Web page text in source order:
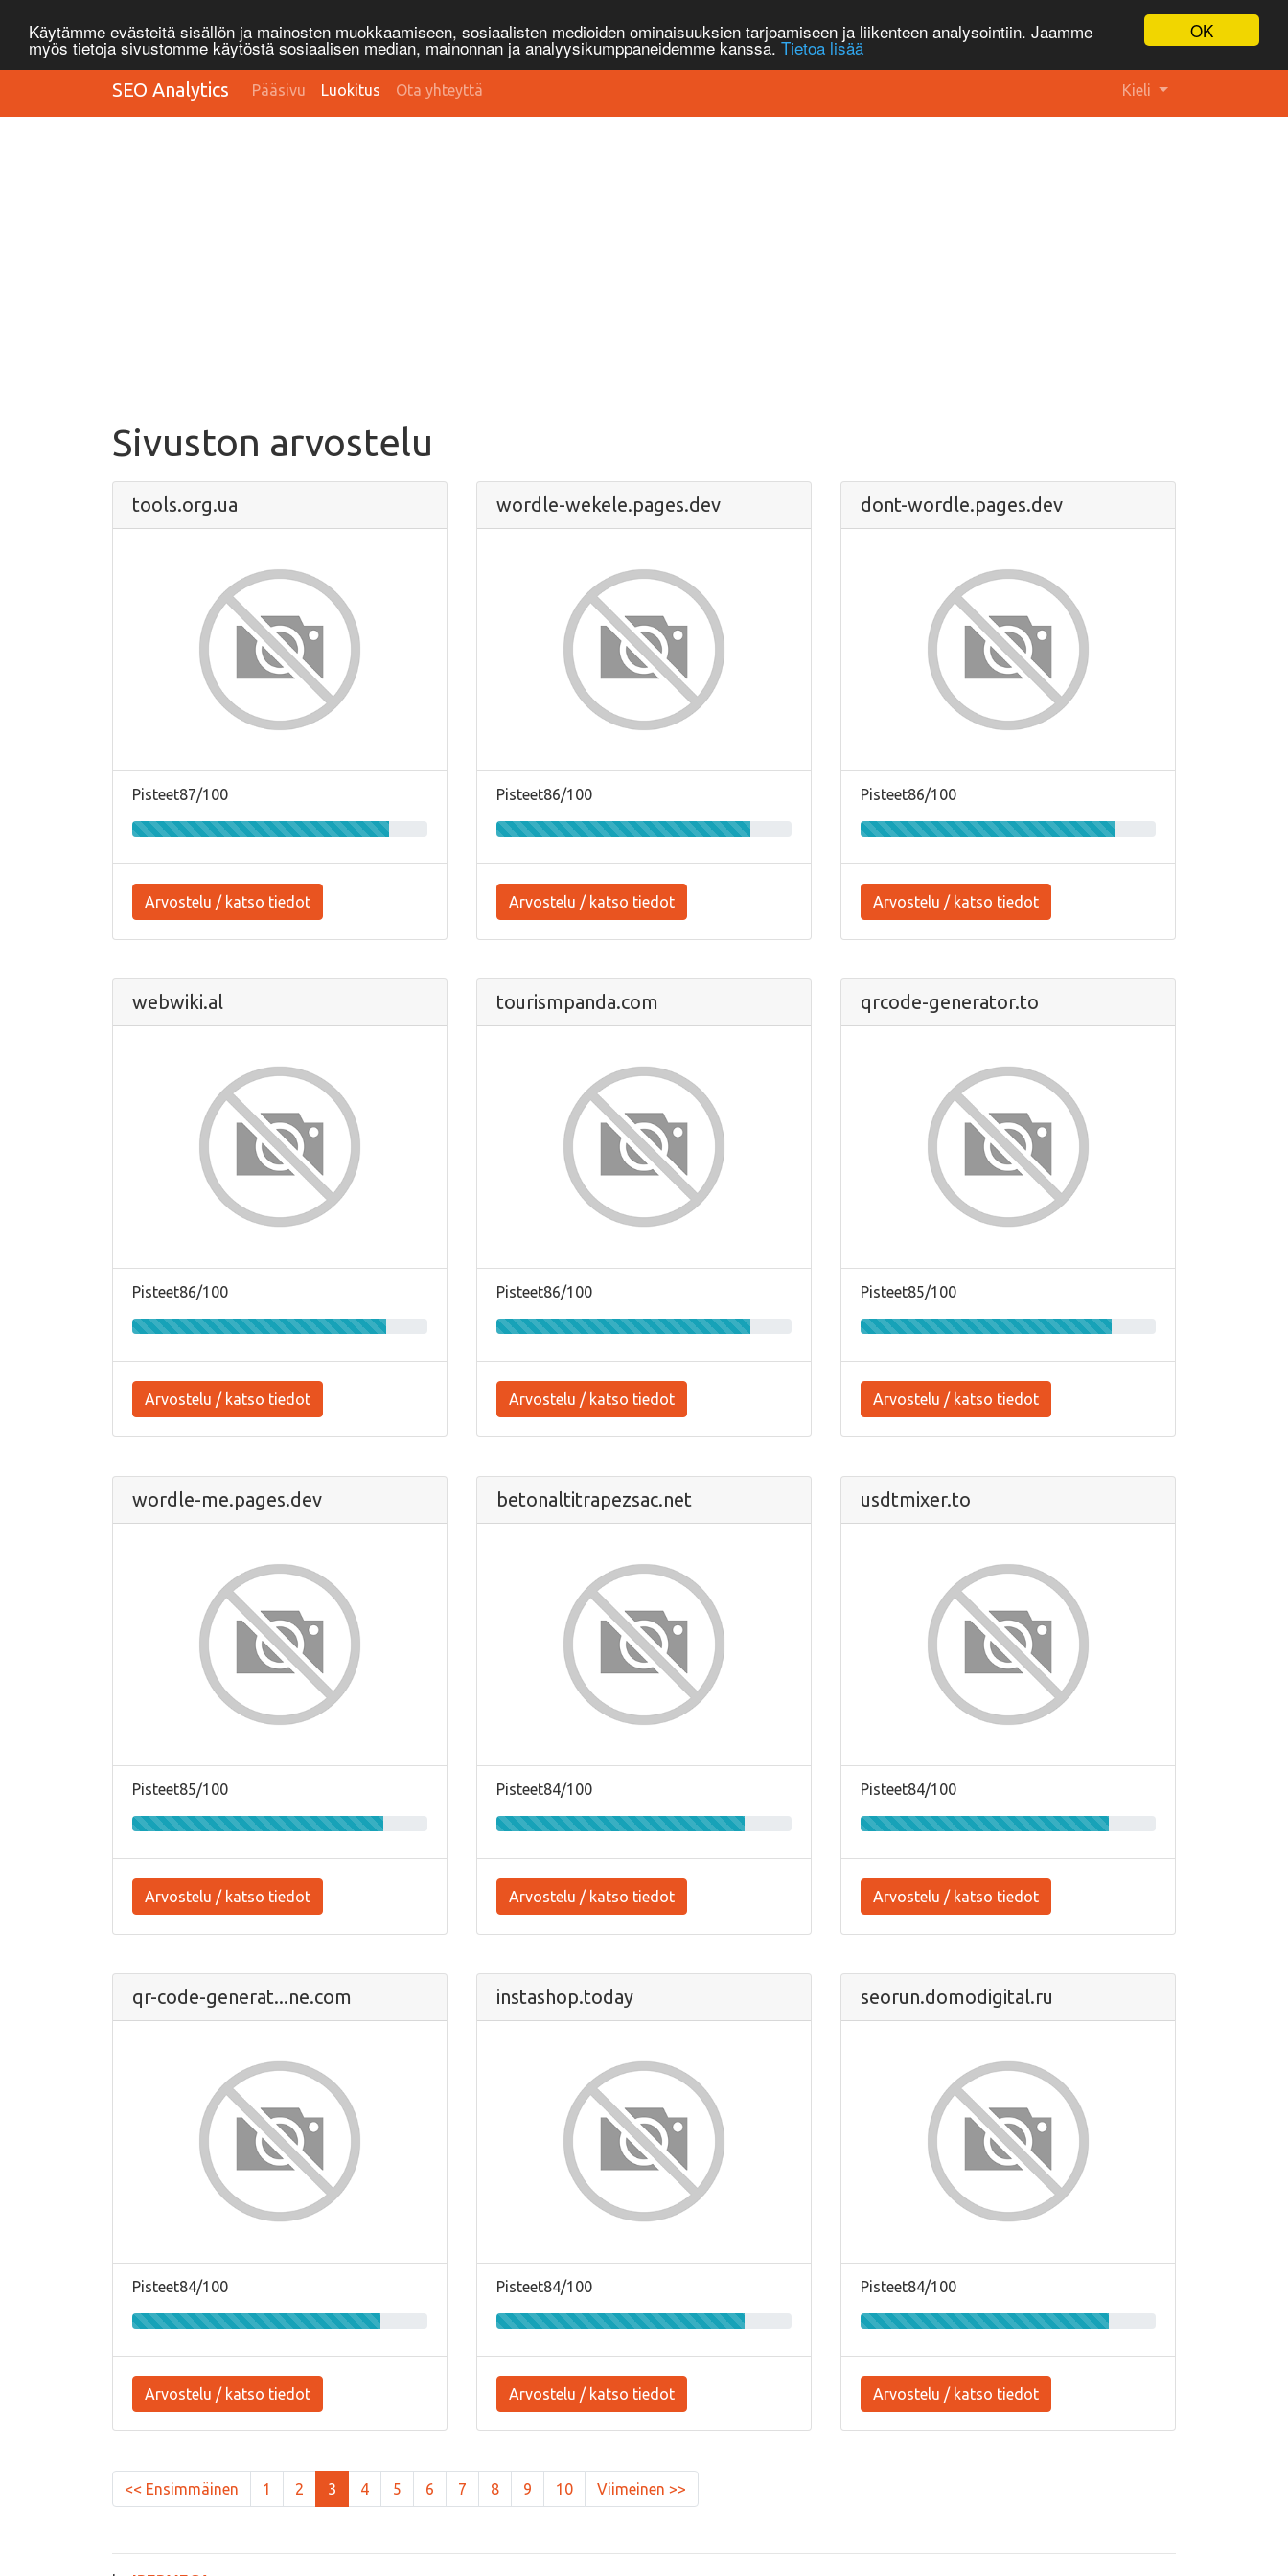
OK
Käytämme evästeitä sisällön ja mainosten muokkaamiseen, sosiaalisten medioiden ominaisuuksien tarjoamiseen ja liikenteen analysointiin. Jaamme
myös tietoja sivustomme käytöstä sosiaalisen median, mainonnan ja analyysikumppaneidemme kanssa. Tietoa lisää
SEO Analytics Pääsivu Luokitus Ota yhteyttä Kieli
Sivuston arvostelu
tools.org.ua
Pisteet87/100
Arvostelu / katso tiedot
wordle-wekele.pages.dev
Pisteet86/100
Arvostelu / katso tiedot
dont-wordle.pages.dev
Pisteet86/100
Arvostelu / katso tiedot
webwiki.al
Pisteet86/100
Arvostelu / katso tiedot
tourismpanda.com
Pisteet86/100
Arvostelu / katso tiedot
qrcode-generator.to
Pisteet85/100
Arvostelu / katso tiedot
wordle-me.pages.dev
Pisteet85/100
Arvostelu / katso tiedot
betonaltitrapezsac.net
Pisteet84/100
Arvostelu / katso tiedot
usdtmixer.to
Pisteet84/100
Arvostelu / katso tiedot
qr-code-generat...ne.com
Pisteet84/100
Arvostelu / katso tiedot
instashop.today
Pisteet84/100
Arvostelu / katso tiedot
seorun.domodigital.ru
Pisteet84/100
Arvostelu / katso tiedot
<< Ensimmäinen 1 2 3 4 5 6 7 8 9 10 Viimeinen >>